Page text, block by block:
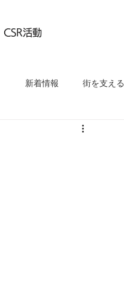
CSR活動
新着情報 街を支える